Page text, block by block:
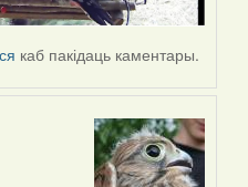
каб пакідаць каментары.